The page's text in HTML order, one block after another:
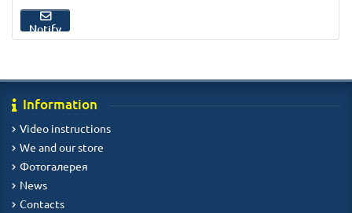
Notify
Information
Video instructions
We and our store
Фотогалерея
News
Contacts